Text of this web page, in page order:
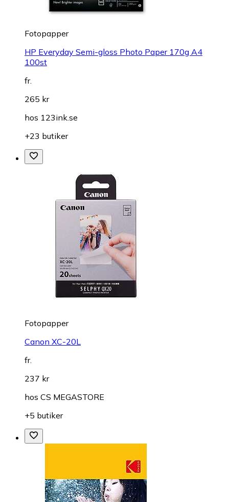
Fotopapper
HP Everyday Semi-gloss Photo Paper 170g A4
100st
fr.
265 kr
hos 123ink.se
+23 butiker
Fotopapper
Canon XC-20L
fr.
237 kr
hos CS MEGASTORE
+5 butiker